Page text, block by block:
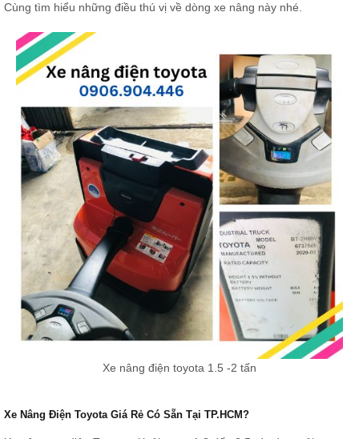
Cùng tìm hiểu những điều thú vị về dòng xe nâng này nhé.
Xe nâng điện toyota 1.5 -2 tấn
Xe Nâng Điện Toyota Giá Rẻ Có Sẵn Tại TP.HCM?